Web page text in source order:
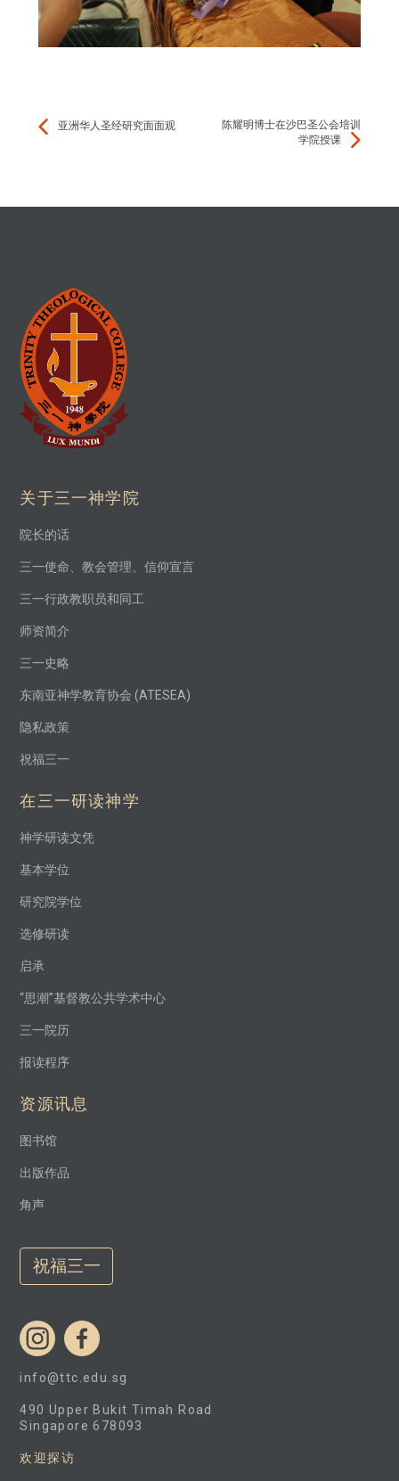
亚洲华人圣经研究面面观
陈耀明博士在沙巴圣公会培训
学院授课
关于三一神学院
院长的话
三一使命、教会管理、信仰宣言
三一行政教职员和同工
师资简介
三一史略
东南亚神学教育协会 (ATESEA)
隐私政策
祝福三一
在三一研读神学
神学研读文凭
基本学位
研究院学位
选修研读
启承
“思潮”基督教公共学术中心
三一院历
报读程序
资源讯息
图书馆
出版作品
角声
祝福三一
info@ttc.edu.sg
490 Upper Bukit Timah Road
Singapore 678093
欢迎探访